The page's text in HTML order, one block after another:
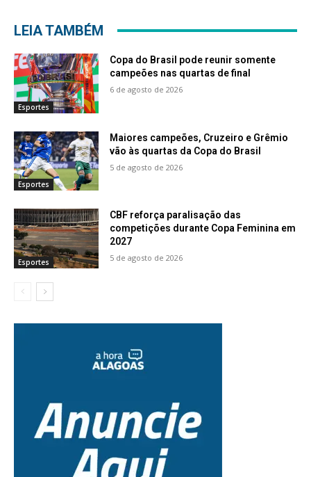
LEIA TAMBÉM
Esportes
Copa do Brasil pode reunir somente
campeões nas quartas de final
6 de agosto de 2026
Esportes
Maiores campeões, Cruzeiro e Grêmio
vão às quartas da Copa do Brasil
5 de agosto de 2026
Esportes
CBF reforça paralisação das
competições durante Copa Feminina em
2027
5 de agosto de 2026